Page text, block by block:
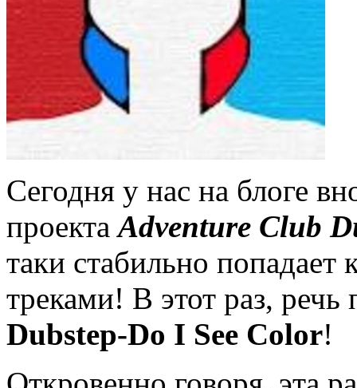
Сегодня у нас на блоге
проектаAdventure Club
таки стабильно
треками! В этот раз, речь
Dubstep-Do I See Color!